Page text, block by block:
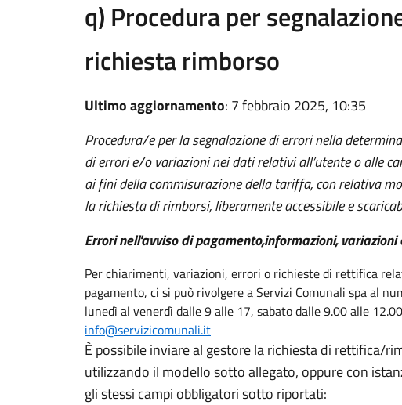
q) Procedura per
richiesta rimborso
Ultimo aggiornamento: 7 febbraio 2025, 10:35
Procedura/e per la segnalazione di errori nella
di errori e/o variazioni nei dati relativi all’utente o alle
ai fini della commisurazione della tariffa, con relativa
la richiesta di rimborsi, liberamente accessibile e
Errori nell'avviso di pagamento,informazioni,
Per chiarimenti, variazioni, errori o richieste di rettifica
pagamento, ci si può rivolgere a Servizi Comunali spa al
lunedì al venerdì dalle 9 alle 17, sabato dalle 9.00 alle
info@servizicomunali.it
È possibile inviare al gestore la richiesta di rettifica/
utilizzando il modello sotto allegato, oppure con
gli stessi campi obbligatori sotto riportati: